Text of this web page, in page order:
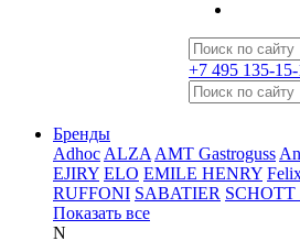
+7 495 135-
Бренды
Adhoc ALZA AMT Gastroguss
EJIRY ELO EMILE HENRY
RUFFONI SABATIER
Показать все
N